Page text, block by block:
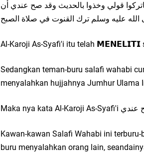
ﻗﻮﻟﻲ ﻭﺧﺬﻭا ﺑﺎﻟﺤﺪﻳﺚ ﻭﻗﺪ ﺻﺢ ﻋﻨﺪﻱ ﺃﻥ
اﻟﻠﻪ ﻋﻠﻴﻪ ﻭﺳﻠﻢ ﺗﺮﻙ اﻟﻘﻨﻮﺕ ﻓﻲ ﺻﻼﺓ اﻟﺼﺒﺢ
Al-Karoji As-Syafi'i itu telah 𝗠𝗘𝗡𝗘𝗟𝗜𝗧𝗜
Sedangkan teman-buru salafi wahabi
menyalahkan hujjahnya Jumhur Ulama
Kawan-kawan Salafi Wahabi ini
buru menyalahkan orang lain,